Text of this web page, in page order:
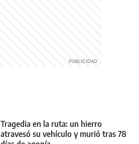
Tragedia en la ruta: un hierro
atravesó su vehículo y murió tras 78